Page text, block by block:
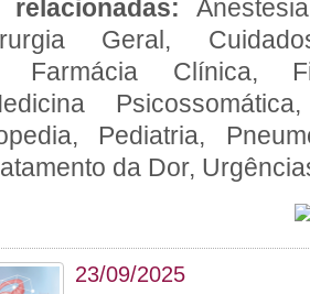
relacionadas:
Geral,
Farmácia Clínica,
Pediatria,
da Dor,
23/09/2025